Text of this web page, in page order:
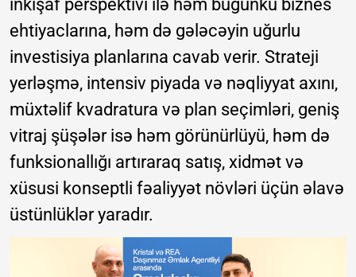
inkişaf perspektivi ilə həm bugünkü biznes
ehtiyaclarına, həm də gələcəyin uğurlu
investisiya planlarına cavab verir. Strateji
yerləşmə, intensiv piyada və nəqliyyat axını,
müxtəlif kvadratura və plan seçimləri, geniş
vitraj şüşələr isə həm görünürlüyü, həm də
funksionallığı artıraraq satış, xidmət və
xüsusi konseptli fəaliyyət növləri üçün əlavə
üstünlüklər yaradır.